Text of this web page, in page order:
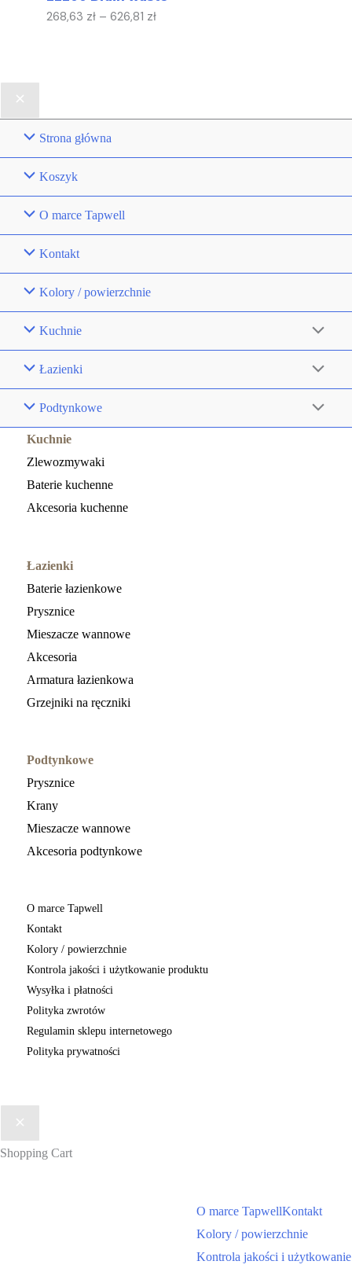
268,63 zł –626,81 zł
Strona główna
Koszyk
O marce Tapwell
Kontakt
Kolory / powierzchnie
Kuchnie
Łazienki
Podtynkowe
Kuchnie
Zlewozmywaki
Baterie kuchenne
Akcesoria kuchenne
Łazienki
Baterie łazienkowe
Prysznice
Mieszacze wannowe
Akcesoria
Armatura łazienkowa
Grzejniki na ręczniki
Podtynkowe
Prysznice
Krany
Mieszacze wannowe
Akcesoria podtynkowe
O marce Tapwell
Kontakt
Kolory / powierzchnie
Kontrola jakości i użytkowanie produktu
Wysyłka i płatności
Polityka zwrotów
Regulamin sklepu internetowego
Polityka prywatności
Shopping Cart
O marce TapwellKontakt
Kolory / powierzchnie
Kontrola jakości i użytkowanie